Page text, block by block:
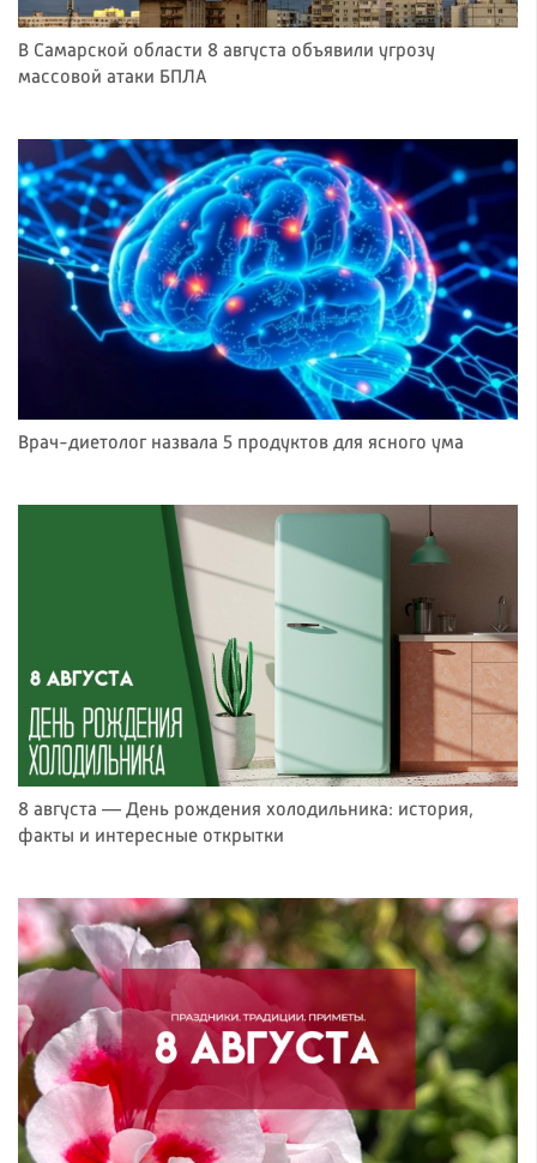
В Самарской области 8 августа объявили угрозу
массовой атаки БПЛА
Врач-диетолог назвала 5 продуктов для ясного ума
8 августа — День рождения холодильника: история,
факты и интересные открытки